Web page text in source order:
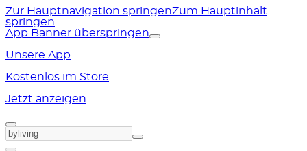
Zur Hauptnavigation springenZum Hauptinhalt
springen
App Banner überspringen
Unsere App
Kostenlos im Store
Jetzt anzeigen